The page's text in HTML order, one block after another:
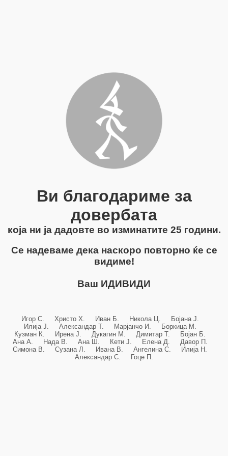
Ви благодариме за
довербата
која ни ја дадовте во изминатите 25 години.
Се надеваме дека наскоро повторно ќе се
видиме!
Ваш ИДИВИДИ
Игор С. Христо Х. Иван Б. Никола Ц. Бојана Ј.
Илија Ј. Александар Т. Марјанчо И. Боркица М.
Кузман К. Ирена Ј. Дукагин М. Димитар Т. Бојан Б.
Ана А. Нада В. Ана Ш. Кети Ј. Елена Д. Давор П.
Симона В. Сузана Л. Ивана В. Ангелина С. Илија Н.
Александар С. Гоце П.